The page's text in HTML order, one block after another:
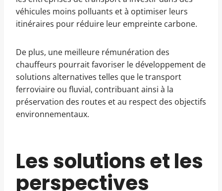
véhicules moins polluants et à optimiser leurs
itinéraires pour réduire leur empreinte carbone.
De plus, une meilleure rémunération des
chauffeurs pourrait favoriser le développement de
solutions alternatives telles que le transport
ferroviaire ou fluvial, contribuant ainsi à la
préservation des routes et au respect des objectifs
environnementaux.
Les solutions et les
perspectives